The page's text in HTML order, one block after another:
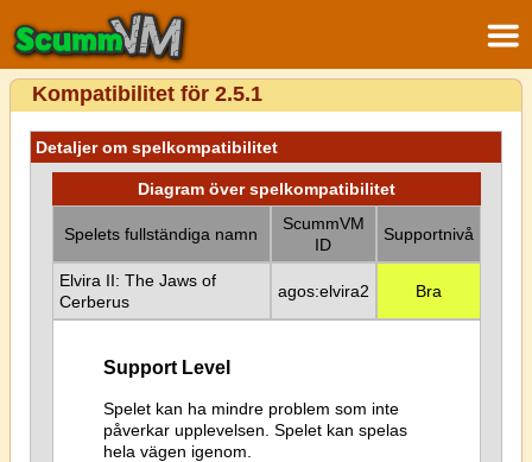
Kompatibilitet för 2.5.1
Detaljer om spelkompatibilitet
Diagram över spelkompatibilitet
Spelets fullständiga namn
ScummVM
ID
Supportnivå
Elvira II: The Jaws of
Cerberus
agos:elvira2 Bra
Support Level
Spelet kan ha mindre problem som inte
påverkar upplevelsen. Spelet kan spelas
hela vägen igenom.